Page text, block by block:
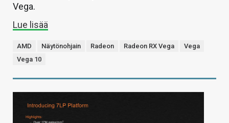
Vega.
Lue lisää
AMD Näytönohjain Radeon Radeon RX Vega
Vega
Vega 10